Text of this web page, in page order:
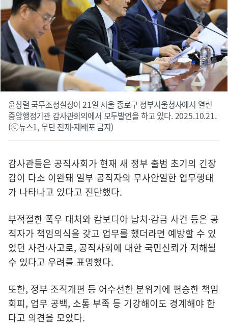
윤창렬 국무조정실장이 21일 서울 종로구 정부서울청사에서 열린
중앙행정기관 감사관회의에서 모두발언을 하고 있다. 2025.10.21.
(ⓒ뉴스1, 무단 전재-재배포 금지)
감사관들은 공직사회가 현재 새 정부 출범 초기의 긴장
감이 다소 이완돼 일부 공직자의 무사안일한 업무행태
가 나타나고 있다고 진단했다.
부적절한 폭우 대처와 캄보디아 납치·감금 사건 등은 공
직자가 책임의식을 갖고 업무를 했더라면 예방할 수 있
었던 사건·사고로, 공직사회에 대한 국민신뢰가 저해될
수 있다고 우려를 표명했다.
또한, 정부 조직개편 등 어수선한 분위기에 편승한 책임
회피, 업무 공백, 소통 부족 등 기강해이도 경계해야 한
다고 의견을 모았다.